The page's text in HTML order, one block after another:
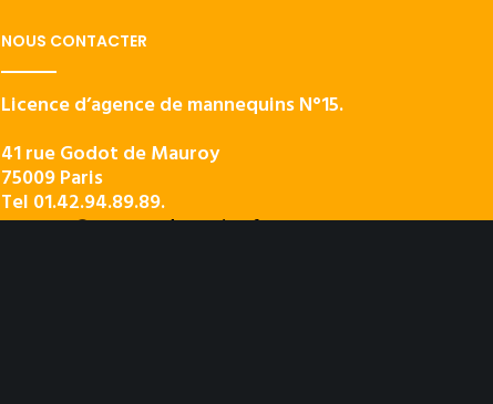
NOUS CONTACTER
Licence d’agence de mannequins N°15.
41 rue Godot de Mauroy
75009 Paris
Tel 01.42.94.89.89.
contact@agency-dynamite.fr